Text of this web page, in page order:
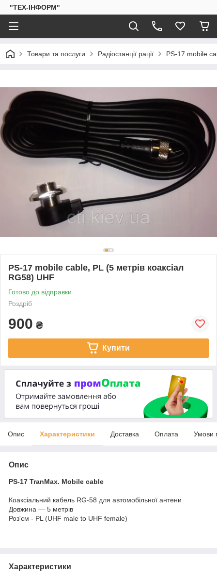
"ТЕХ-ІНФОРМ"
Товари та послуги Радіостанції рації PS-17 mobile
PS-17 mobile cable, PL (5 метрів коаксіал
RG58) UHF
Готово до відправки
Роздріб
900 ₴
Купити
Опис Характеристики Доставка Оплата Умови
Опис
PS-17 TranMax. Mobile cable
Коаксіальний кабель RG-58 для автомобільної антени
Довжина — 5 метрів
Роз'єм - PL (UHF male to UHF female)
Характеристики